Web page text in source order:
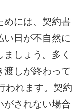
めには、契約書
い日が不自然に
しょう。多く
渡しが終わって
われます。契約
がされない場合